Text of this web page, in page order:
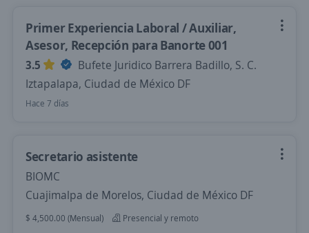
Primer Experiencia Laboral / Auxiliar,
Asesor, Recepción para Banorte 001
3.5
Bufete Juridico Barrera Badillo, S. C.
Iztapalapa, Ciudad de México DF
Hace 7 días
Secretario asistente
BIOMC
Cuajimalpa de Morelos, Ciudad de México DF
$ 4,500.00 (Mensual)
Presencial y remoto